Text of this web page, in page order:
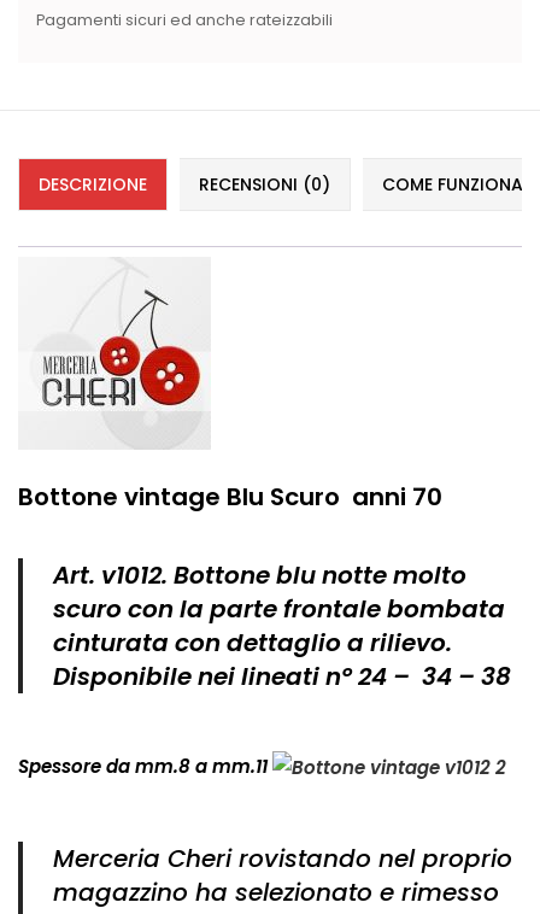
Pagamenti sicuri ed anche rateizzabili
DESCRIZIONE RECENSIONI (0) COME
Bottone vintage Blu Scuro anni 70
Art. v1012. Bottone blu notte molto
scuro con la parte frontale bombata
cinturata con dettaglio a rilievo.
Disponibile nei lineati n° 24 – 34 – 38
Spessore da mm.8 a mm.11
Merceria Cheri rovistando nel proprio
magazzino ha selezionato e rimesso